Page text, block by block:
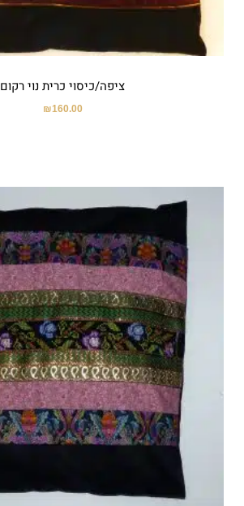
ציפה/כיסוי כרית נוי רקום
₪160.00